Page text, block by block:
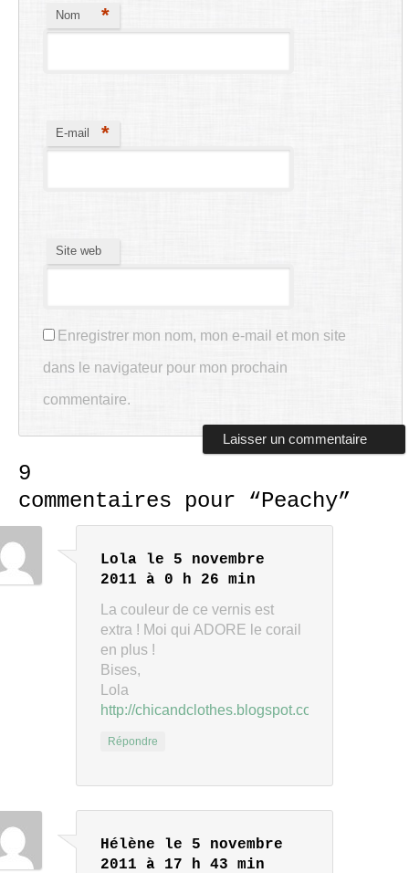
Nom *
E-mail *
Site web
Enregistrer mon nom, mon e-mail et mon site
dans le navigateur pour mon prochain
commentaire.
9
commentaires pour “Peachy”
Lola
le 5 novembre
2011 à 0 h 26 min
La couleur de ce vernis est
extra ! Moi qui ADORE le corail
en plus !
Bises,
Lola
http://chicandclothes.blogspot.com/
Répondre
Hélène
le 5 novembre
2011 à 17 h 43 min